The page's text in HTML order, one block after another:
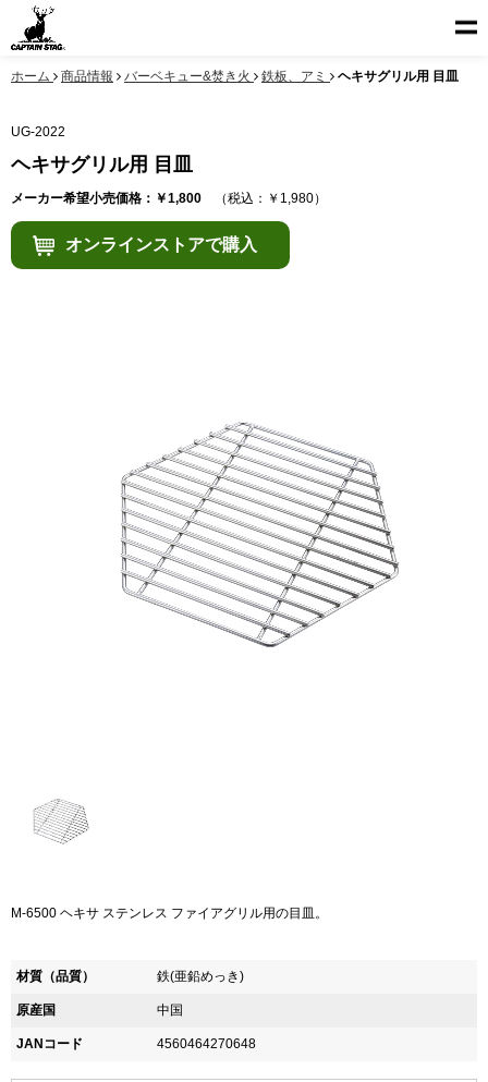
ホーム 商品情報 バーベキュー&焚き火 鉄板、アミ ヘキサグリル用 目皿
UG-2022
ヘキサグリル用 目皿
メーカー希望小売価格：￥1,800 （税込：￥1,980）
オンラインストアで購入
M-6500 ヘキサ ステンレス ファイアグリル用の目皿。
材質（品質） 鉄(亜鉛めっき)
原産国 中国
JANコード 4560464270648